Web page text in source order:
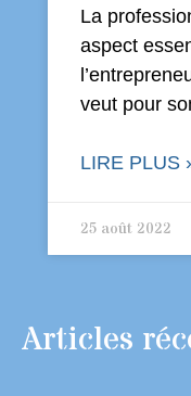
La
aspect
veut pour
LIRE PLUS
25 août 2022
Articles